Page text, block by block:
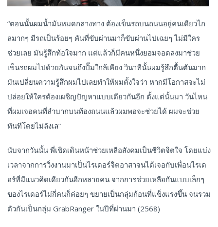
“ตอนนั้นผมน้ำมันหมดกลางทาง ต้องเข็นรถบนถนนอยู่คนเดียวไก
ลมากๆ มีรถเป็นร้อยๆ คันที่ขับผ่านมาก็ขับผ่านไปเฉยๆ ไม่มีใคร
ช่วยเลย มันรู้สึกท้อใจมาก แต่แล้วก็มีคนหนึ่งยอมจอดลงมาช่วย
เข็นรถผมไปด้วยกันจนถึงปั๊มใกล้เคียง วินาทีนั้นผมรู้สึกตื้นตันมาก
มันเปลี่ยนความรู้สึกผมไปเลยทำให้ผมตั้งใจว่า หากมีโอกาสจะไม่
ปล่อยให้ใครต้องเผชิญปัญหาแบบเดียวกันอีก ตั้งแต่นั้นมา วันไหน
ที่ผมเจอคนที่ลำบากบนท้องถนนแล้วผมพอจะช่วยได้ ผมจะช่วย
ทันทีโดยไม่ลังเล”
นับจากวันนั้น พี่เชิดเดินหน้าช่วยเหลือสังคมเป็นชีวิตจิตใจ โดยแบ่ง
เวลาจากการวิ่งงานมาเป็นไรเดอร์จิตอาสาจนได้เจอกับเพื่อนไรเด
อร์ที่มีแนวคิดเดียวกันอีกหลายคน จากการช่วยเหลือกันแบบเล็กๆ
ของไรเดอร์ไม่กี่คนก็ค่อยๆ ขยายเป็นกลุ่มก้อนที่แข็งแรงขึ้น จนรวม
ตัวกันเป็นกลุ่ม GrabRanger ในปีที่ผ่านมา (2568)